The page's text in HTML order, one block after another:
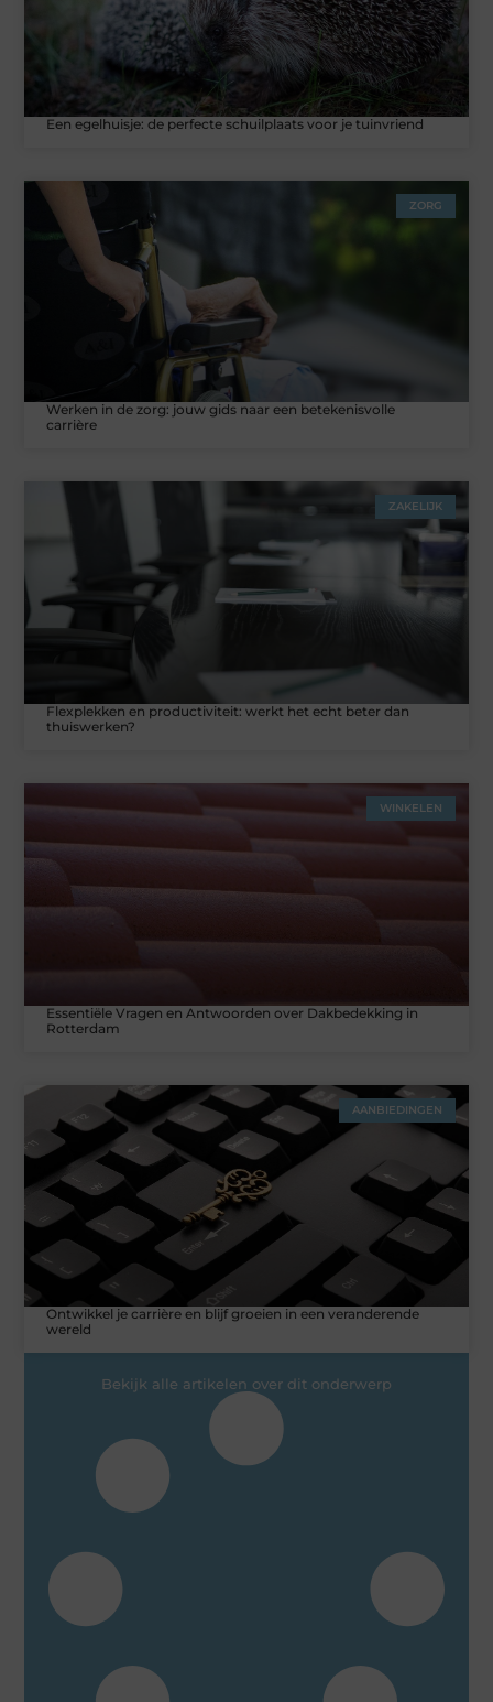
Een egelhuisje: de perfecte schuilplaats voor je tuinvriend
ZORG
Werken in de zorg: jouw gids naar een betekenisvolle
carrière
ZAKELIJK
Flexplekken en productiviteit: werkt het echt beter dan
thuiswerken?
WINKELEN
Essentiële Vragen en Antwoorden over Dakbedekking in
Rotterdam
AANBIEDINGEN
Ontwikkel je carrière en blijf groeien in een veranderende
wereld
Bekijk alle artikelen over dit onderwerp